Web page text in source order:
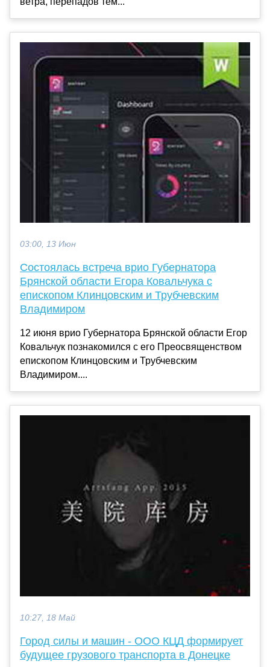
03:00, 13 Июн
Состоялась встреча врио Губернатора
Брянской области Егора Ковальчука с
епископом Клинцовским и Трубчевским
Владимиром
12 июня врио Губернатора Брянской области Егор
Ковальчук познакомился с его Преосвященством
епископом Клинцовским и Трубчевским
Владимиром....
10:27, 18 Май
Город силы и машин - ООО КЦД формирует
будущее грузового транспорта в Донецке